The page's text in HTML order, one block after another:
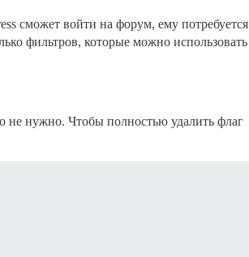
сможет войти на форум, ему потребуется
фильтров, которые можно использовать
не нужно. Чтобы полностью удалить флаг